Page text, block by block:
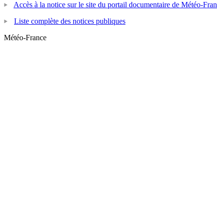
Accès à la notice sur le site du portail documentaire de Météo-
Liste complète des notices publiques
Météo-France